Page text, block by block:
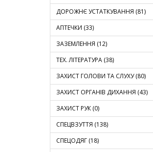
ДОРОЖНЄ УСТАТКУВАННЯ (81)
АПТЕЧКИ (33)
ЗАЗЕМЛЕННЯ (12)
ТЕХ. ЛІТЕРАТУРА (38)
ЗАХИСТ ГОЛОВИ ТА СЛУХУ (80)
ЗАХИСТ ОРГАНІВ ДИХАННЯ (43)
ЗАХИСТ РУК (0)
СПЕЦВЗУТТЯ (138)
СПЕЦОДЯГ (18)